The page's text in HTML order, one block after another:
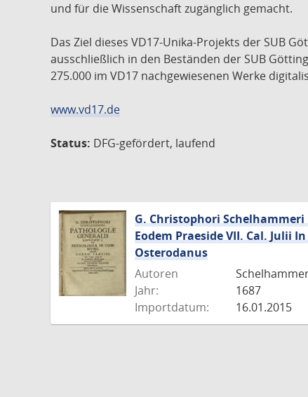
und für die Wissenschaft zugänglich gemacht.
Das Ziel dieses VD17-Unika-Projekts der SUB
ausschließlich in den Beständen der SUB
275.000 im VD17 nachgewiesenen Werke
www.vd17.de
Status: DFG-gefördert, laufend
G. Christophori
Eodem Praeside VII. Cal. Julii
Osterodanus
Autoren
Jahr:
1687
Importdatum:
16.01.2015